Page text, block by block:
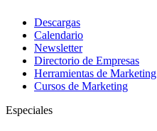
Descargas
Calendario
Newsletter
Directorio de Empresas
Herramientas de Marketing
Cursos de Marketing
Especiales